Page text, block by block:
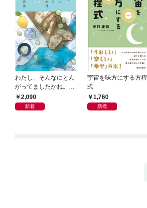
わたし、そんなにとん
がってましたかね。
獅子座、Ａ型、丙午は
めぐる
2,090
新着
宇宙を味方にする方程
式
1,760
新着